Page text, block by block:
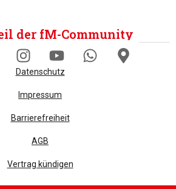
der fM-Community
Datenschutz
Impressum
Barrierefreiheit
AGB
Vertrag kündigen